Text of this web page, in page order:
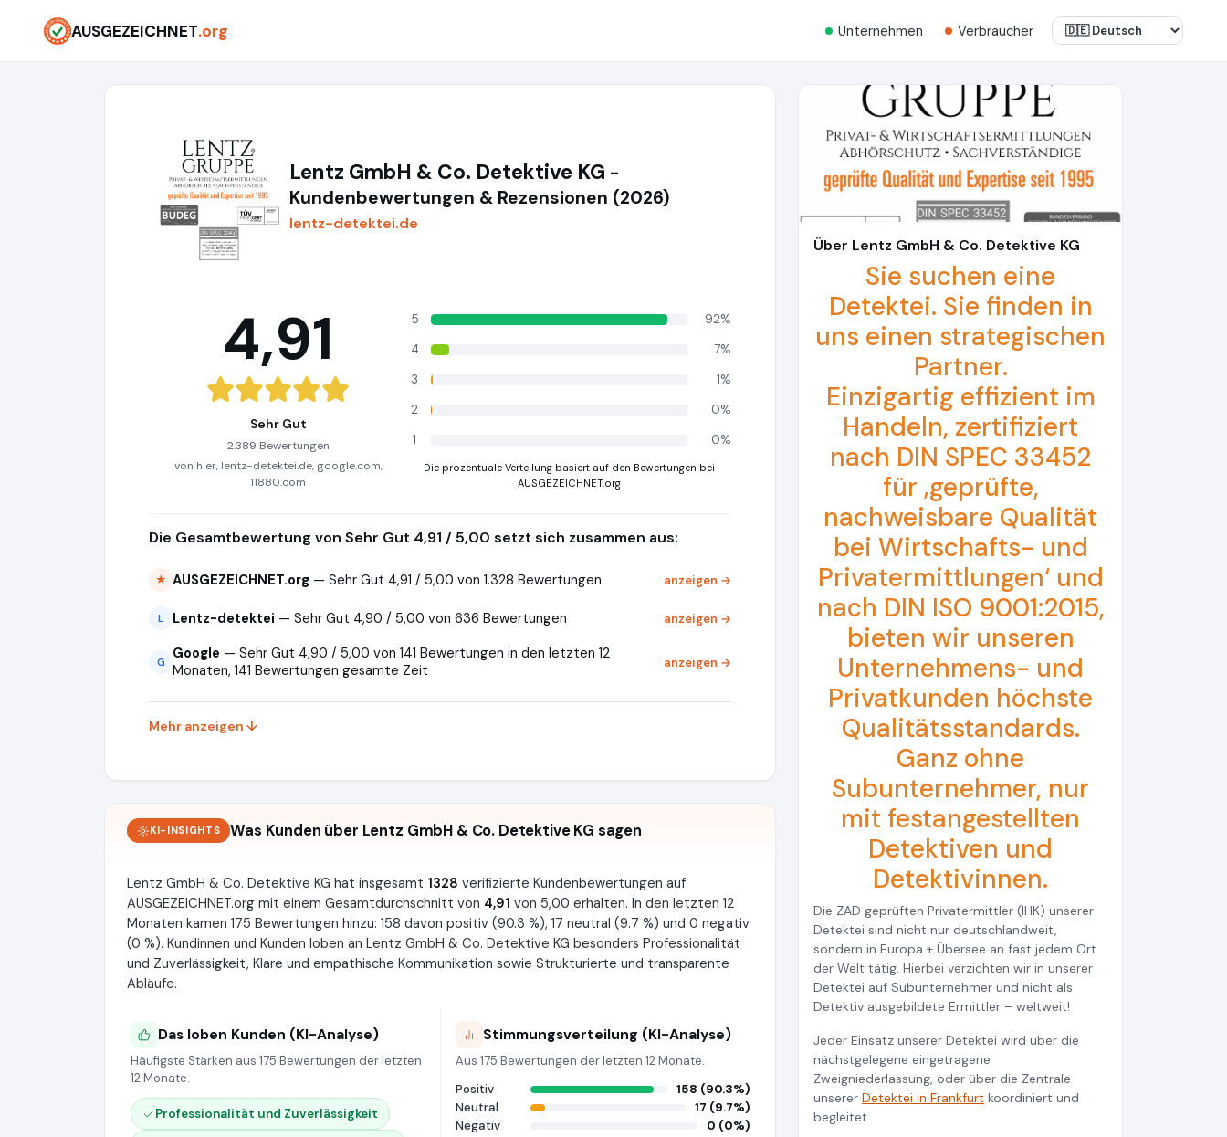
AUSGEZEICHNET.org Unternehmen Verbraucher
Lentz GmbH & Co. Detektive KG -
Kundenbewertungen & Rezensionen (2026)
lentz-detektei.de
4,91
Sehr Gut
2.389 Bewertungen
von hier, lentz-detektei.de, google.com,
11880.com
5
92%
4
7%
3
1%
2
0%
1
0%
Die prozentuale Verteilung basiert auf den Bewertungen bei
AUSGEZEICHNET.org
Die Gesamtbewertung von Sehr Gut 4,91 / 5,00 setzt sich zusammen aus:
★ AUSGEZEICHNET.org — Sehr Gut 4,91 / 5,00 von 1.328 Bewertungen anzeigen →
L Lentz-detektei — Sehr Gut 4,90 / 5,00 von 636 Bewertungen anzeigen →
G Google — Sehr Gut 4,90 / 5,00 von 141 Bewertungen in den letzten 12
Monaten, 141 Bewertungen gesamte Zeit
anzeigen →
Mehr anzeigen ↓
KI-INSIGHTS Was Kunden über Lentz GmbH & Co. Detektive KG sagen
Lentz GmbH & Co. Detektive KG hat insgesamt 1328 verifizierte Kundenbewertungen auf
AUSGEZEICHNET.org mit einem Gesamtdurchschnitt von 4,91 von 5,00 erhalten. In den letzten 12
Monaten kamen 175 Bewertungen hinzu: 158 davon positiv (90.3 %), 17 neutral (9.7 %) und 0 negativ
(0 %). Kundinnen und Kunden loben an Lentz GmbH & Co. Detektive KG besonders Professionalität
und Zuverlässigkeit, Klare und empathische Kommunikation sowie Strukturierte und transparente
Abläufe.
Das loben Kunden (KI-Analyse)
Häufigste Stärken aus 175 Bewertungen der letzten
12 Monate.
Professionalität und Zuverlässigkeit
Stimmungsverteilung (KI-Analyse)
Aus 175 Bewertungen der letzten 12 Monate.
Positiv
158 (90.3%)
Neutral
17 (9.7%)
Negativ
0 (0%)
Über Lentz GmbH & Co. Detektive KG
Sie suchen eine
Detektei. Sie finden in
uns einen strategischen
Partner.
Einzigartig effizient im
Handeln, zertifiziert
nach DIN SPEC 33452
für ‚geprüfte,
nachweisbare Qualität
bei Wirtschafts- und
Privatermittlungen‘ und
nach DIN ISO 9001:2015,
bieten wir unseren
Unternehmens- und
Privatkunden höchste
Qualitätsstandards.
Ganz ohne
Subunternehmer, nur
mit festangestellten
Detektiven und
Detektivinnen.
Die ZAD geprüften Privatermittler (IHK) unserer
Detektei sind nicht nur deutschlandweit,
sondern in Europa + Übersee an fast jedem Ort
der Welt tätig. Hierbei verzichten wir in unserer
Detektei auf Subunternehmer und nicht als
Detektiv ausgebildete Ermittler – weltweit!
Jeder Einsatz unserer Detektei wird über die
nächstgelegene eingetragene
Zweigniederlassung, oder über die Zentrale
unserer Detektei in Frankfurt koordiniert und
begleitet.